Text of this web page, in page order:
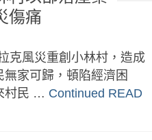
傷痛
克風災重創小林村，造成
無家可歸，頓陷經濟困
村民 … Continued READ